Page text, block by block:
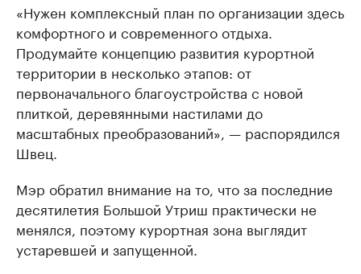
«Нужен комплексный план по организации здесь
комфортного и современного отдыха.
Продумайте концепцию развития курортной
территории в несколько этапов: от
первоначального благоустройства с новой
плиткой, деревянными настилами до
масштабных преобразований», — распорядился
Швец.
Мэр обратил внимание на то, что за последние
десятилетия Большой Утриш практически не
менялся, поэтому курортная зона выглядит
устаревшей и запущенной.